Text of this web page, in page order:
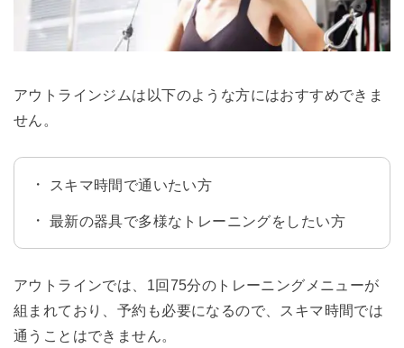
アウトラインジムは以下のような方にはおすすめできま
せん。
スキマ時間で通いたい方
最新の器具で多様なトレーニングをしたい方
アウトラインでは、1回75分のトレーニングメニューが
組まれており、予約も必要になるので、スキマ時間では
通うことはできません。